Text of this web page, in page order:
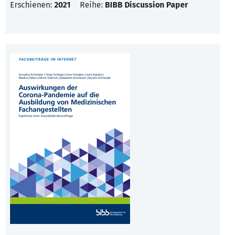
Erschienen: 2021 Reihe: BIBB Discussion Paper